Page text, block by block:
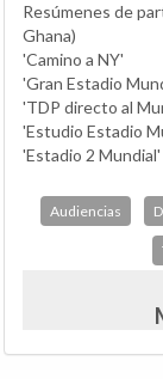
Resúmenes de
Ghana)
'Camino a NY'
'Gran Estadio
'TDP directo al
'Estudio Estadio
'Estadio 2 Mundial'
Audiencias